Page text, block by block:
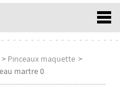
> Pinceaux maquette >
martre 0